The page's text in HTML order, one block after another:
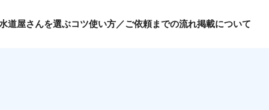
道屋さんを選ぶコツ使い方／ご依頼までの流れ掲載について